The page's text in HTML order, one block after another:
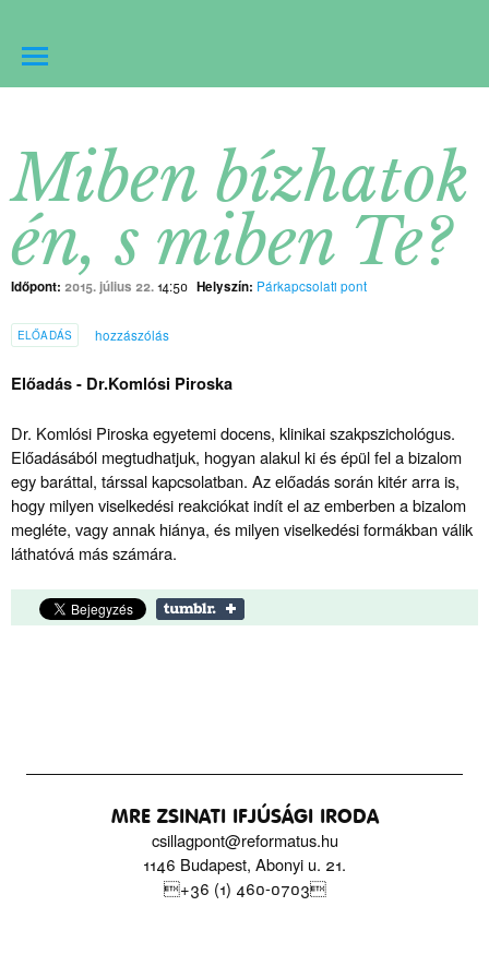
Miben bízhatok
én, s miben Te?
Időpont: 2015. július 22.14:50 Helyszín: Párkapcsolati pont
ELŐADÁS hozzászólás
Előadás - Dr.Komlósi Piroska
Dr. Komlósi Piroska egyetemi docens, klinikai szakpszichológus.
Előadásából megtudhatjuk, hogyan alakul ki és épül fel a bizalom
egy baráttal, társsal kapcsolatban. Az előadás során kitér arra is,
hogy milyen viselkedési reakciókat indít el az emberben a bizalom
megléte, vagy annak hiánya, és milyen viselkedési formákban válik
láthatóvá más számára.
MRE ZSINATI IFJÚSÁGI IRODA
csillagpont@reformatus.hu
1146 Budapest, Abonyi u. 21.
+36 (1) 460-0703